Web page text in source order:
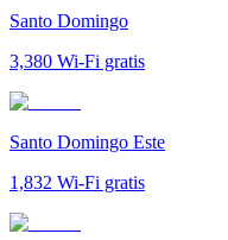
Santo Domingo
3,380 Wi-Fi gratis
Santo Domingo Este
1,832 Wi-Fi gratis